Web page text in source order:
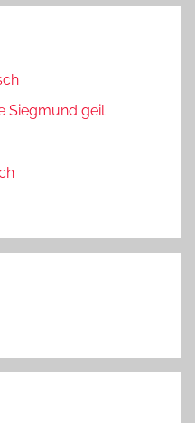
Siegmund geil